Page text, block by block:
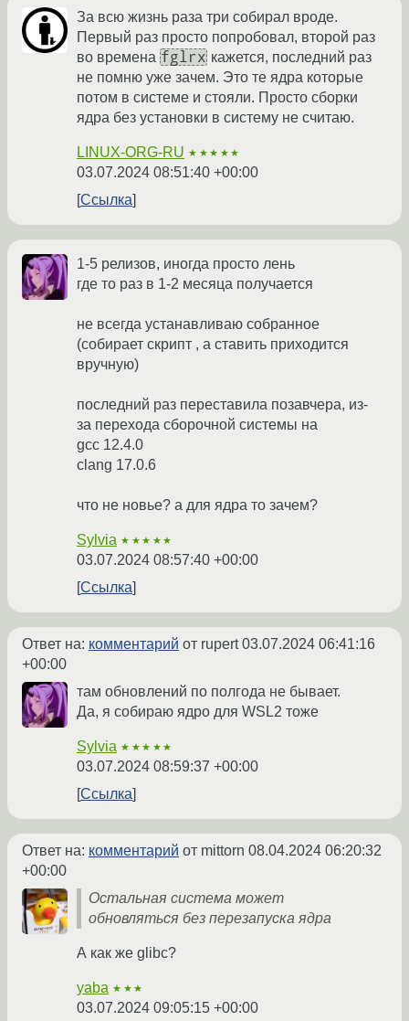
За всю жизнь раза три собирал вроде.
Первый раз просто попробовал, второй раз
во времена fglrx кажется, последний раз
не помню уже зачем. Это те ядра которые
потом в системе и стояли. Просто сборки
ядра без установки в систему не считаю.
LINUX-ORG-RU ★★★★★
03.07.2024 08:51:40 +00:00
Ссылка
1-5 релизов, иногда просто лень
где то раз в 1-2 месяца получается
не всегда устанавливаю собранное
(собирает скрипт , а ставить приходится
вручную)
последний раз переставила позавчера, из-
за перехода сборочной системы на
gcc 12.4.0
clang 17.0.6
что не новье? а для ядра то зачем?
Sylvia ★★★★★
03.07.2024 08:57:40 +00:00
Ссылка
Ответ на: комментарий от rupert03.07.2024 06:41:16
+00:00
там обновлений по полгода не бывает.
Да, я собираю ядро для WSL2 тоже
Sylvia ★★★★★
03.07.2024 08:59:37 +00:00
Ссылка
Ответ на: комментарий от mittorn 08.04.2024 06:20:32
+00:00
Остальная система может
обновляться без перезапуска ядра
А как же glibc?
yaba ★★★
03.07.2024 09:05:15 +00:00